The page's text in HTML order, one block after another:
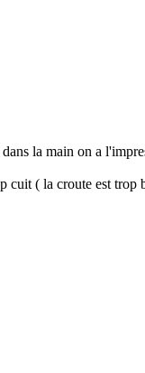
la main on a
cuit ( la croute est trop